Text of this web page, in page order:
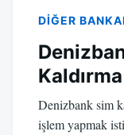
DIĞER
Denizbank sim
işlem yapmak